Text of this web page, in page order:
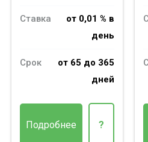
Ставка
от 0,01 % в
день
Срок
от 65 до 365
дней
Подробнее ?